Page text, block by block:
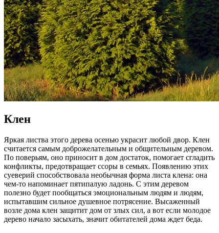
Клен
Яркая листва этого дерева осенью украсит любой двор. Клен
считается самым доброжелательным и общительным деревом.
По поверьям, оно приносит в дом достаток, помогает сгладить
конфликты, предотвращает ссоры в семьях. Появлению этих
суеверий способствовала необычная форма листа клена: она
чем-то напоминает пятипалую ладонь. С этим деревом
полезно будет пообщаться эмоциональным людям и людям,
испытавшим сильное душевное потрясение. Высаженный
возле дома клен защитит дом от злых сил, а вот если молодое
дерево начало засыхать, значит обитателей дома ждет беда.